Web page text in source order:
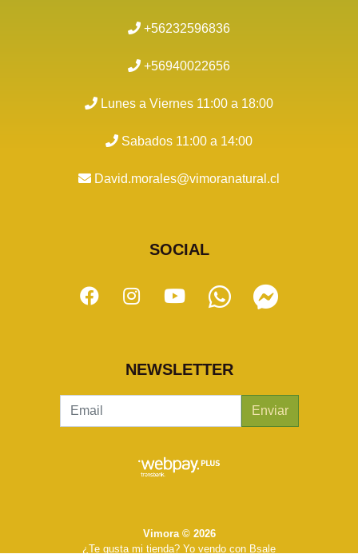
+56232596836
+56940022656
Lunes a Viernes 11:00 a 18:00
Sabados 11:00 a 14:00
David.morales@vimoranatural.cl
SOCIAL
NEWSLETTER
Enviar
Vimora © 2026
¿Te gusta mi tienda? Yo vendo con Bsale